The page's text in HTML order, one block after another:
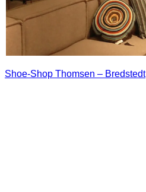
Shoe-Shop Thomsen – Bredstedt